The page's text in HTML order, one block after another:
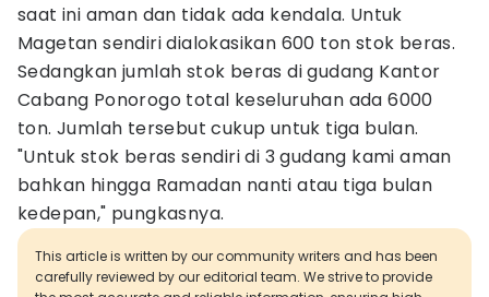
saat ini aman dan tidak ada kendala. Untuk
Magetan sendiri dialokasikan 600 ton stok beras.
Sedangkan jumlah stok beras di gudang Kantor
Cabang Ponorogo total keseluruhan ada 6000
ton. Jumlah tersebut cukup untuk tiga bulan.
"Untuk stok beras sendiri di 3 gudang kami aman
bahkan hingga Ramadan nanti atau tiga bulan
kedepan," pungkasnya.
This article is written by our community writers and has been
carefully reviewed by our editorial team. We strive to provide